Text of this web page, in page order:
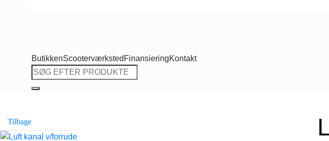
ButikkenScooterværksted FinansieringKontakt
Søg
efter:
Tilbage